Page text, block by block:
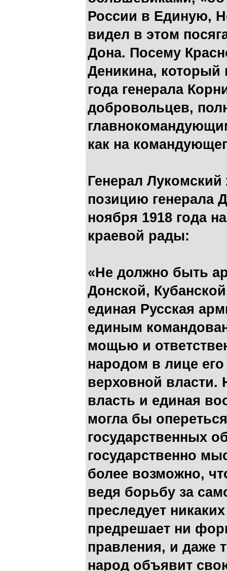
России в Единую,
видел в этом
Дона. Посему
Деникина, который
года генерала
добровольцев,
как на
Генерал
позицию генерала
ноября 1918 года
краевой рады:
«Не должно быть
Донской,
единая Русская
единым
мощью и
народом в лице
верховной власти.
власть и единая
могла бы
государственных
государственно
более возможно,
ведя борьбу за
преследует
предрешает ни
правления, и даже
народ объявит